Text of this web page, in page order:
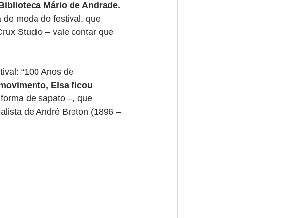
Mário de Andrade.
de moda do festival, que
Studio – vale contar que
“100 Anos de
Elsa ficou
de sapato –, que
de André Breton (1896 –